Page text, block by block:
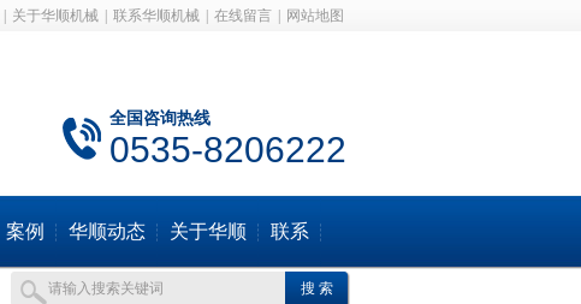
关于华顺机械 联系华顺机械 在线留言 网站地图
全国咨询热线
0535-8206222
案例 华顺动态 关于华顺 联系